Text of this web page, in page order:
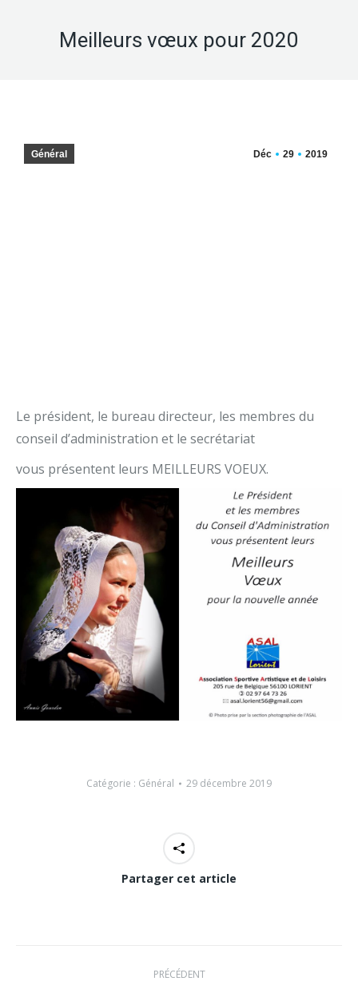
Meilleurs vœux pour 2020
Déc 29 2019
Général
Le président, le bureau directeur, les membres du
conseil d’administration et le secrétariat
vous présentent leurs MEILLEURS VOEUX.
Catégorie : Général 29 décembre 2019
Partager cet article
NavigationPRÉCÉDENT